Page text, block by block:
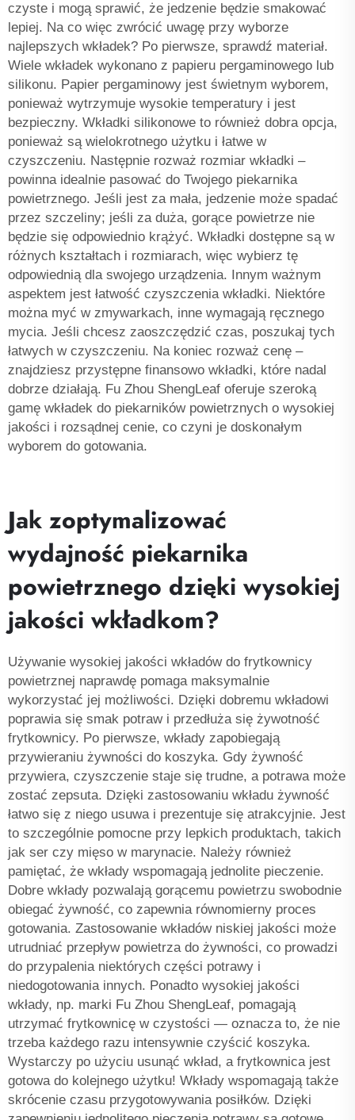
czyste i mogą sprawić, że jedzenie będzie smakować
lepiej. Na co więc zwrócić uwagę przy wyborze
najlepszych wkładek? Po pierwsze, sprawdź materiał.
Wiele wkładek wykonano z papieru pergaminowego lub
silikonu. Papier pergaminowy jest świetnym wyborem,
ponieważ wytrzymuje wysokie temperatury i jest
bezpieczny. Wkładki silikonowe to również dobra opcja,
ponieważ są wielokrotnego użytku i łatwe w
czyszczeniu. Następnie rozważ rozmiar wkładki –
powinna idealnie pasować do Twojego piekarnika
powietrznego. Jeśli jest za mała, jedzenie może spadać
przez szczeliny; jeśli za duża, gorące powietrze nie
będzie się odpowiednio krążyć. Wkładki dostępne są w
różnych kształtach i rozmiarach, więc wybierz tę
odpowiednią dla swojego urządzenia. Innym ważnym
aspektem jest łatwość czyszczenia wkładki. Niektóre
można myć w zmywarkach, inne wymagają ręcznego
mycia. Jeśli chcesz zaoszczędzić czas, poszukaj tych
łatwych w czyszczeniu. Na koniec rozważ cenę –
znajdziesz przystępne finansowo wkładki, które nadal
dobrze działają. Fu Zhou ShengLeaf oferuje szeroką
gamę wkładek do piekarników powietrznych o wysokiej
jakości i rozsądnej cenie, co czyni je doskonałym
wyborem do gotowania.
Jak zoptymalizować
wydajność piekarnika
powietrznego dzięki wysokiej
jakości wkładkom?
Używanie wysokiej jakości wkładów do frytkownicy
powietrznej naprawdę pomaga maksymalnie
wykorzystać jej możliwości. Dzięki dobremu wkładowi
poprawia się smak potraw i przedłuża się żywotność
frytkownicy. Po pierwsze, wkłady zapobiegają
przywieraniu żywności do koszyka. Gdy żywność
przywiera, czyszczenie staje się trudne, a potrawa może
zostać zepsuta. Dzięki zastosowaniu wkładu żywność
łatwo się z niego usuwa i prezentuje się atrakcyjnie. Jest
to szczególnie pomocne przy lepkich produktach, takich
jak ser czy mięso w marynacie. Należy również
pamiętać, że wkłady wspomagają jednolite pieczenie.
Dobre wkłady pozwalają gorącemu powietrzu swobodnie
obiegać żywność, co zapewnia równomierny proces
gotowania. Zastosowanie wkładów niskiej jakości może
utrudniać przepływ powietrza do żywności, co prowadzi
do przypalenia niektórych części potrawy i
niedogotowania innych. Ponadto wysokiej jakości
wkłady, np. marki Fu Zhou ShengLeaf, pomagają
utrzymać frytkownicę w czystości — oznacza to, że nie
trzeba każdego razu intensywnie czyścić koszyka.
Wystarczy po użyciu usunąć wkład, a frytkownica jest
gotowa do kolejnego użytku! Wkłady wspomagają także
skrócenie czasu przygotowywania posiłków. Dzięki